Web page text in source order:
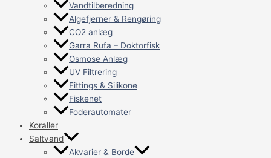
Vandtilberedning
Algefjerner & Rengøring
CO2 anlæg
Garra Rufa – Doktorfisk
Osmose Anlæg
UV Filtrering
Fittings & Silikone
Fiskenet
Foderautomater
Koraller
Saltvand
Akvarier & Borde